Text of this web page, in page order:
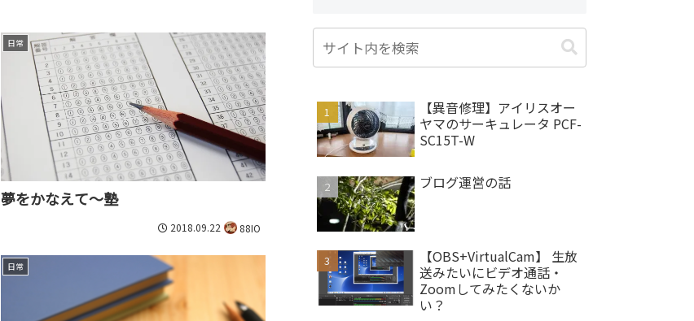
日常
夢をかなえて～塾
2018.09.22 88IO
日常
【異音修理】アイリスオー
ヤマのサーキュレータ PCF-
SC15T-W
ブログ運営の話
【OBS+VirtualCam】 生放
送みたいにビデオ通話・
Zoomしてみたくないか
い？